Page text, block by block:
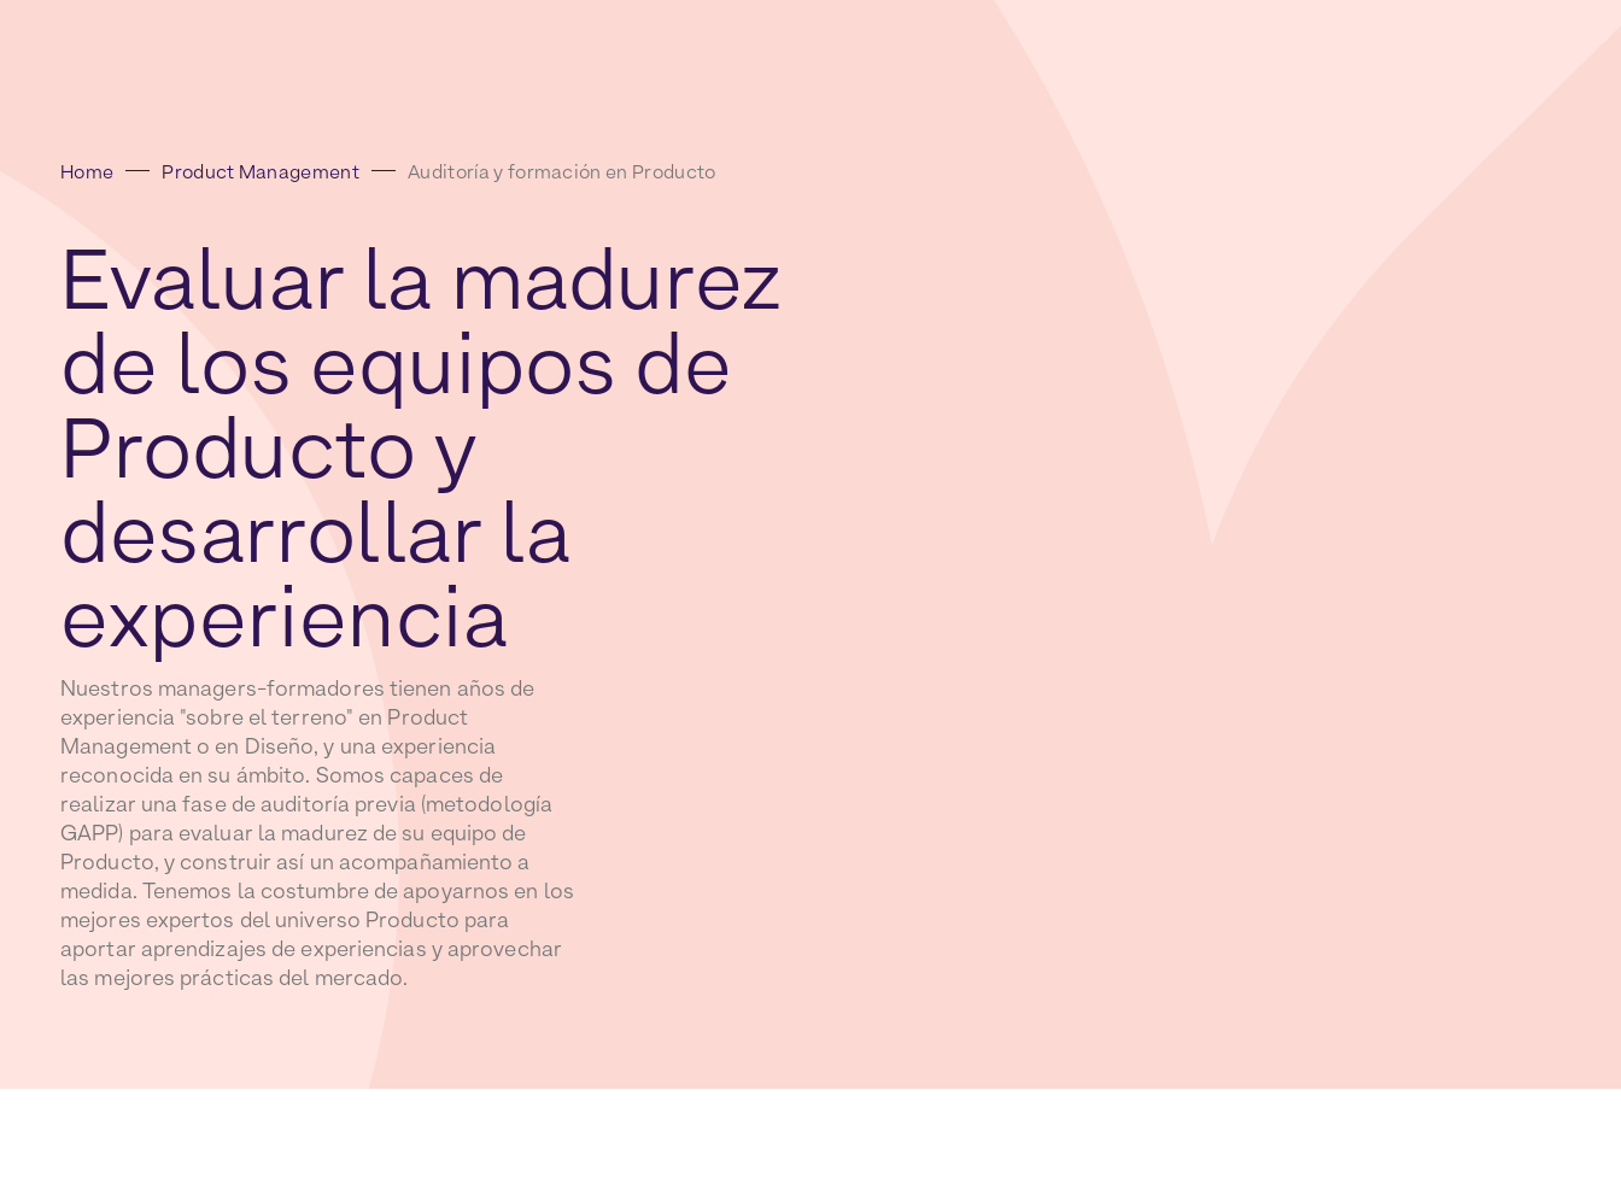
Home Product Management Auditoría y formación en Producto
Evaluar la madurez
de los equipos de
Producto y
desarrollar la
experiencia
Nuestros managers-formadores tienen años de
experiencia "sobre el terreno" en Product
Management o en Diseño, y una experiencia
reconocida en su ámbito. Somos capaces de
realizar una fase de auditoría previa (metodología
GAPP) para evaluar la madurez de su equipo de
Producto, y construir así un acompañamiento a
medida. Tenemos la costumbre de apoyarnos en los
mejores expertos del universo Producto para
aportar aprendizajes de experiencias y aprovechar
las mejores prácticas del mercado.